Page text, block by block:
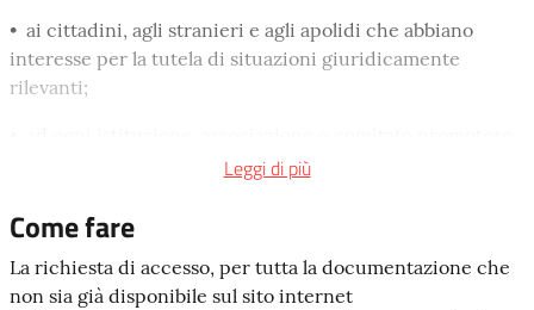
• ai cittadini, agli stranieri e agli apolidi che abbiano
interesse per la tutela di situazioni giuridicamente
rilevanti;
di interessi pubblici e diffusi per mezzo del proprio
• alle pubbliche amministrazioni che siano interessate a
informazioni e a atti per lo svolgimento delle loro
funzioni.
Leggi di più
Come fare
La richiesta di accesso, per tutta la documentazione che
non sia già disponibile sul sito internet